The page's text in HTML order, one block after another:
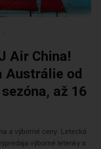
Air China!
Austrálie od
až 16
a výborné ceny. Letecká
výborné letenky s